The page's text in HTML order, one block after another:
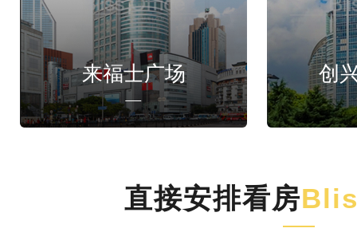
来福士广场 创
直接安排看房